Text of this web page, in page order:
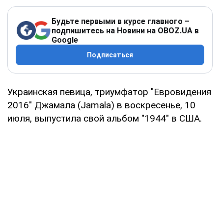
Будьте первыми в курсе главного –
подпишитесь на Новини на OBOZ.UA в
Google
Подписаться
Украинская певица, триумфатор "Евровидения
2016" Джамала (Jamala) в воскресенье, 10
июля, выпустила свой альбом "1944" в США.